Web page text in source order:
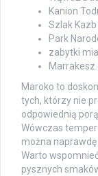
Kanion
Szlak
Park
zabytki
Marrakesz.
Maroko to
tych, którzy nie
odpowiednią
Wówczas
można naprawdę
Warto
pysznych